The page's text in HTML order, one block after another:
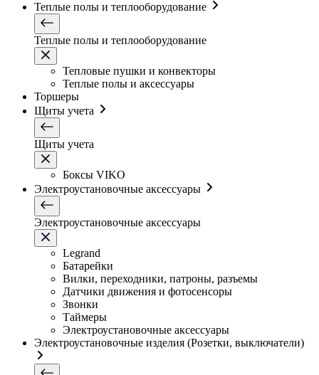
Теплые полы и теплооборудование
Теплые полы и теплооборудование
Тепловые пушки и конвекторы
Теплые полы и аксессуары
Торшеры
Щиты учета
Щиты учета
Боксы VIKO
Электроустановочные аксессуары
Электроустановочные аксессуары
Legrand
Батарейки
Вилки, переходники, патроны, разъемы
Датчики движения и фотосенсоры
Звонки
Таймеры
Электроустановочные аксессуары
Электроустановочные изделия (Розетки, выключатели)